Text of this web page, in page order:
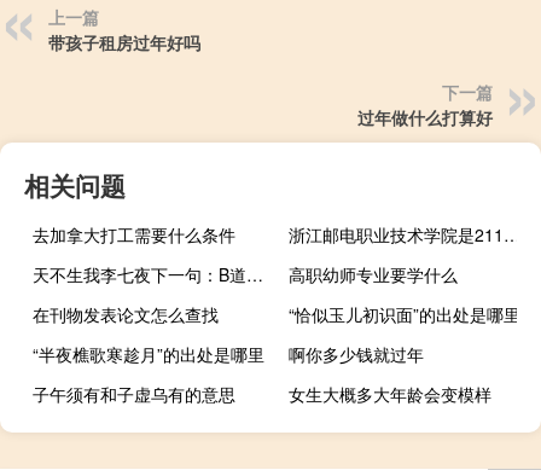
上一篇
带孩子租房过年好吗
下一篇
过年做什么打算好
相关问题
去加拿大打工需要什么条件
浙江邮电职业技术学院是211大学吗
天不生我李七夜下一句：B道万古如长夜什么梗
高职幼师专业要学什么
在刊物发表论文怎么查找
“恰似玉儿初识面”的出处是哪里
“半夜樵歌寒趁月”的出处是哪里
啊你多少钱就过年
子午须有和子虚乌有的意思
女生大概多大年龄会变模样